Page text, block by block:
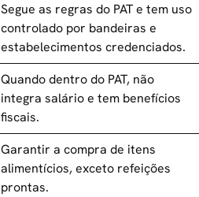
Segue as regras do PAT e tem uso
controlado por bandeiras e
estabelecimentos credenciados.
Quando dentro do PAT, não
integra salário e tem benefícios
fiscais.
Garantir a compra de itens
alimentícios, exceto refeições
prontas.